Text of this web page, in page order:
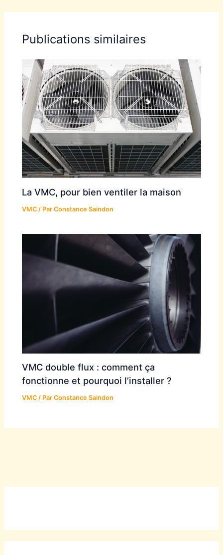
Publications similaires
La VMC, pour bien ventiler la maison
VMC / ParConstance Saindon
VMC double flux : comment ça
fonctionne et pourquoi l’installer ?
VMC / ParConstance Saindon